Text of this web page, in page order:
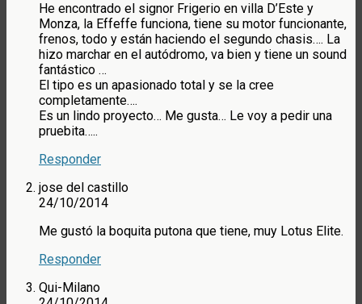
He encontrado el signor Frigerio en villa D’Este y
Monza, la Effeffe funciona, tiene su motor funcionante,
frenos, todo y están haciendo el segundo chasis…. La
hizo marchar en el autódromo, va bien y tiene un sound
fantástico …
El tipo es un apasionado total y se la cree
completamente….
Es un lindo proyecto… Me gusta… Le voy a pedir una
pruebita…..
Responder
jose del castillo
24/10/2014
Me gustó la boquita putona que tiene, muy Lotus Elite.
Responder
Qui-Milano